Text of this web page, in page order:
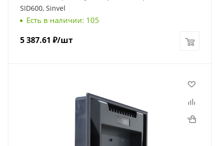
SID600, Sinvel
Есть в наличии: 105
5 387.61 ₽/шт